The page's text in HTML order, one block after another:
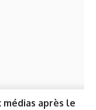
médias après le